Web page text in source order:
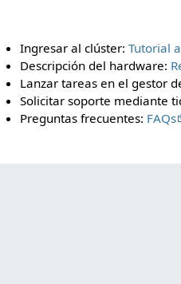
Ingresar al clúster: Tutorial
Descripción del hardware:
Lanzar tareas en el gestor
Solicitar soporte mediante
Preguntas frecuentes: FAQs